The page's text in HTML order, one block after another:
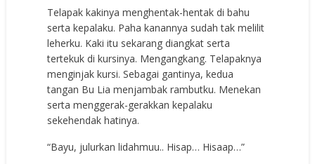
Telapak kakinya menghentak-hentak di bahu
serta kepalaku. Paha kanannya sudah tak melilit
leherku. Kaki itu sekarang diangkat serta
tertekuk di kursinya. Mengangkang. Telapaknya
menginjak kursi. Sebagai gantinya, kedua
tangan Bu Lia menjambak rambutku. Menekan
serta menggerak-gerakkan kepalaku
sekehendak hatinya.
“Bayu, julurkan lidahmuu.. Hisap… Hisaap…”